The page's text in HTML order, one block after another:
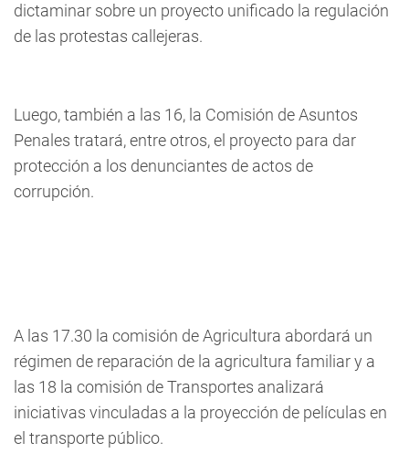
dictaminar sobre un proyecto unificado la regulación
de las protestas callejeras.
Luego, también a las 16, la Comisión de Asuntos
Penales tratará, entre otros, el proyecto para dar
protección a los denunciantes de actos de
corrupción.
A las 17.30 la comisión de Agricultura abordará un
régimen de reparación de la agricultura familiar y a
las 18 la comisión de Transportes analizará
iniciativas vinculadas a la proyección de películas en
el transporte público.